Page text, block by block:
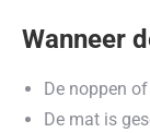
Wanneer
De noppen
De mat is